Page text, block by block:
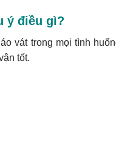
ý điều gì?
vát trong mọi tình
tốt.